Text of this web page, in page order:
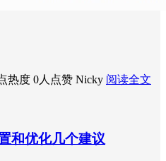
热度 0人点赞 Nicky 阅读全文
和优化几个建议